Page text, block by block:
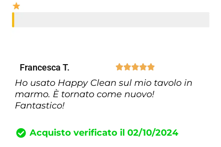
Francesca T. 
Ho usato Happy Clean sul mio tavolo in
marmo. È tornato come nuovo!
Fantastico!
Acquisto verificato il 02/10/2024